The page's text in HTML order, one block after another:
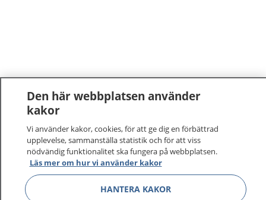
1177 –tryggt om din hälsa och vård
På 1177.se får du råd om hälsa och information om
sjukdomar och vilka mottagningar du kan kontakta.
Logga in för att läsa din journal och göra dina
vårdärenden. Ring telefonnummer 1177 för
sjukvårdsrådgivning dygnet runt.
Den här webbplatsen använder
kakor
Vi använder kakor, cookies, för att ge dig en förbättrad
upplevelse, sammanställa statistik och för att viss
nödvändig funktionalitet ska fungera på webbplatsen.
Läs mer om hur vi använder kakor
HANTERA KAKOR